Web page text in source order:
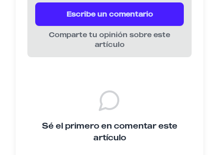
Escribe un comentario
Comparte tu opinión sobre este
artículo
Sé el primero en comentar este
artículo